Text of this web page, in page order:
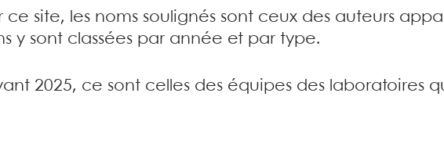
ce site, les noms soulignés sont ceux des auteurs
y sont classées par année et par type.
2025, ce sont celles des équipes des laboratoires